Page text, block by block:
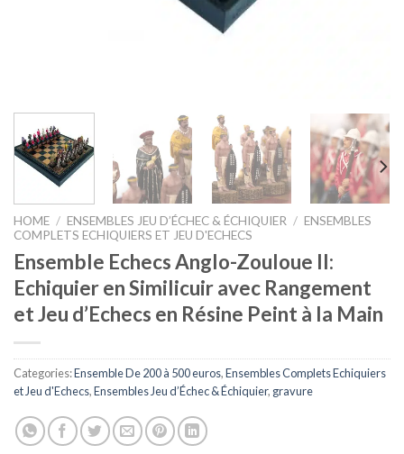
HOME / ENSEMBLES JEU D’ÉCHEC & ÉCHIQUIER / ENSEMBLES
COMPLETS ECHIQUIERS ET JEU D'ECHECS
Ensemble Echecs Anglo-Zouloue II:
Echiquier en Similicuir avec Rangement
et Jeu d’Echecs en Résine Peint à la Main
Categories:Ensemble De 200 à 500 euros,Ensembles Complets Echiquiers
et Jeu d'Echecs,Ensembles Jeu d’Échec & Échiquier, gravure